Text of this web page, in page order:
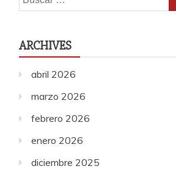
ARCHIVES
abril 2026
marzo 2026
febrero 2026
enero 2026
diciembre 2025